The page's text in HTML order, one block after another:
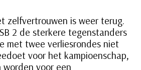
zelfvertrouwen is weer terug.
2 de sterkere tegenstanders
met twee verliesrondes niet
voor het kampioenschap,
voor een